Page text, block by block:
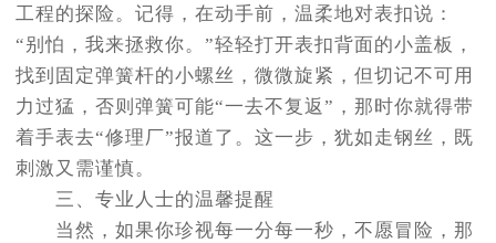
工程的探险。记得，在动手前，温柔地对表扣说：
“别怕，我来拯救你。”轻轻打开表扣背面的小盖板，
找到固定弹簧杆的小螺丝，微微旋紧，但切记不可用
力过猛，否则弹簧可能“一去不复返”，那时你就得带
着手表去“修理厂”报道了。这一步，犹如走钢丝，既
刺激又需谨慎。
三、专业人士的温馨提醒
当然，如果你珍视每一分每一秒，不愿冒险，那